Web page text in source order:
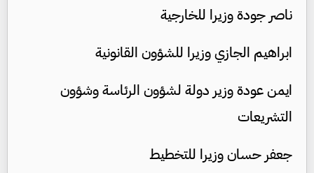
ناصر جودة وزيرا للخارجية
ابراهيم الجازي وزيرا للشؤون القانونية
ايمن عودة وزير دولة لشؤون الرئاسة وشؤون
التشريعات
جعفر حسان وزيرا للتخطيط